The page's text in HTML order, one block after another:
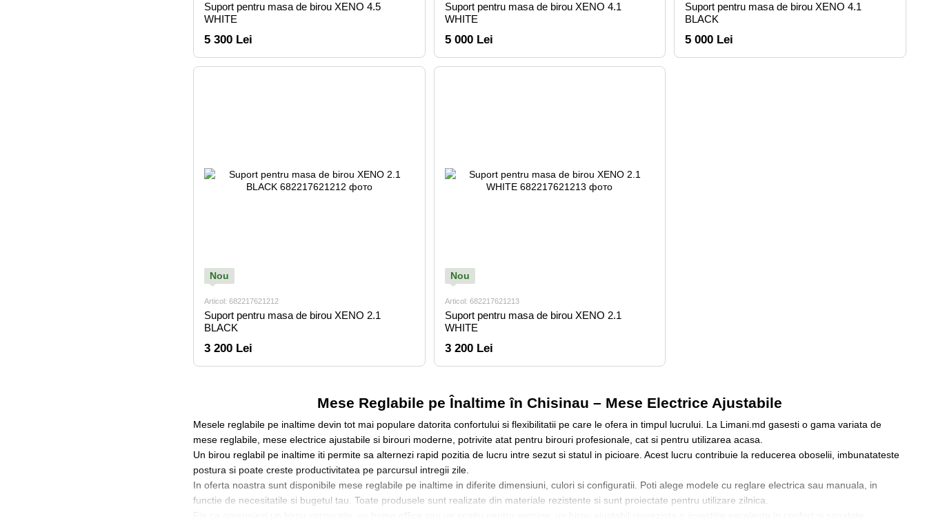
Mese Reglabile pe Înaltime în Chisinau – Mese Electrice Ajustabile
Mesele reglabile pe inaltime devin tot mai populare datorita confortului si flexibilitatii pe care le ofera in timpul lucrului. La Limani.md gasesti o gama variata de
mese reglabile, mese electrice ajustabile si birouri moderne, potrivite atat pentru birouri profesionale, cat si pentru utilizarea acasa.
Un birou reglabil pe inaltime iti permite sa alternezi rapid pozitia de lucru intre sezut si statul in picioare. Acest lucru contribuie la reducerea oboselii, imbunatateste
postura si poate creste productivitatea pe parcursul intregii zile.
In oferta noastra sunt disponibile mese reglabile pe inaltime in diferite dimensiuni, culori si configuratii. Poti alege modele cu reglare electrica sau manuala, in
functie de necesitatile si bugetul tau. Toate produsele sunt realizate din materiale rezistente si sunt proiectate pentru utilizare zilnica.
Suport pentru masa de birou XENO 4.5
WHITE
5 300 Lei
Suport pentru masa de birou XENO 4.1
WHITE
5 000 Lei
Suport pentru masa de birou XENO 4.1
BLACK
5 000 Lei
Nou
Articol: 682217621212
Suport pentru masa de birou XENO 2.1
BLACK
3 200 Lei
Nou
Articol: 682217621213
Suport pentru masa de birou XENO 2.1
WHITE
3 200 Lei